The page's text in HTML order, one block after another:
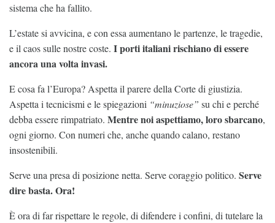
sistema che ha fallito.
L’estate si avvicina, e con essa aumentano le partenze, le tragedie,
e il caos sulle nostre coste. I porti italiani rischiano di essere
ancora una volta invasi.
E cosa fa l’Europa? Aspetta il parere della Corte di giustizia.
Aspetta i tecnicismi e le spiegazioni “minuziose” su chi e perché
debba essere rimpatriato. Mentre noi aspettiamo, loro sbarcano,
ogni giorno. Con numeri che, anche quando calano, restano
insostenibili.
Serve una presa di posizione netta. Serve coraggio politico. Serve
dire basta. Ora!
È ora di far rispettare le regole, di difendere i confini, di tutelare la